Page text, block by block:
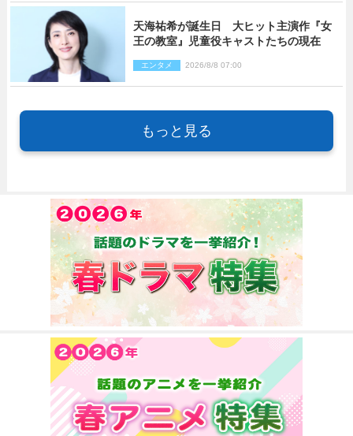
天海祐希が誕生日 大ヒット主演作『女
王の教室』児童役キャストたちの現在
エンタメ 2026/8/8 07:00
もっと見る